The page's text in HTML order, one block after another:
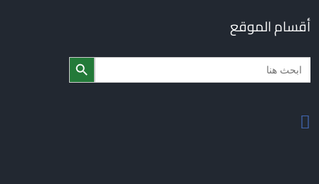
أقسام الموقع
Search
Search Button